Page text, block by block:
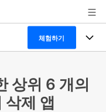
체험하기
상위 6 개의
제 앱